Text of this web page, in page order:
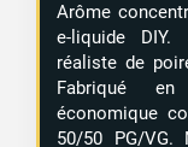
Arôme
e-liquide DIY.
réaliste de
Fabriqué
économique
50/50 PG/